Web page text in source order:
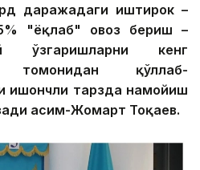
даражадаги иштирок –
"ёқлаб" овоз бериш –
ўзгаришларни кенг
томонидан қўллаб-
ишончли тарзда намойиш
Қасим-Жомарт Тоқаев.